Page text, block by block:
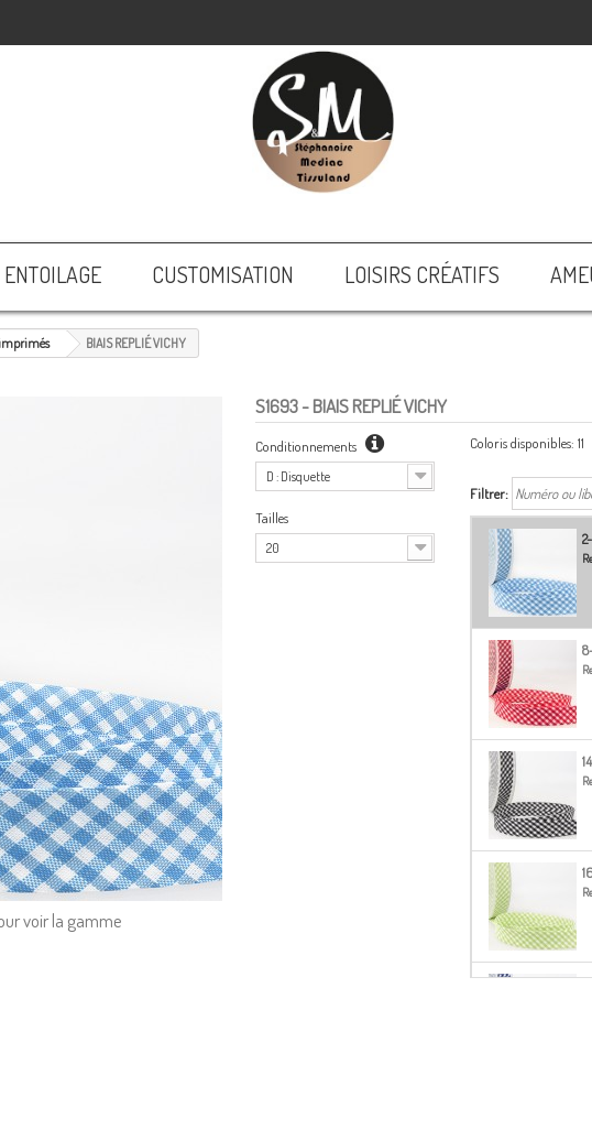
ENTOILAGE CUSTOMISATION LOISIRS CRÉATIFS
BIAIS REPLIÉ VICHY
voir la gamme
S1693- BIAIS REPLIÉ VICHY
Conditionnements
D : Disquette
Tailles
20
Coloris disponibles: 11
Filtrer: